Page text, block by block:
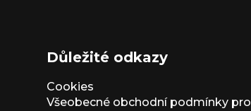
Důležité odkazy
Cookies
Všeobecné obchodní podmínky pro